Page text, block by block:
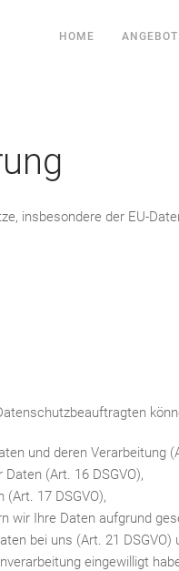
HOME
insbesondere der EU-
und deren Verarbeitung
(Art. 16 DSGVO),
17 DSGVO),
wir Ihre Daten aufgrund
bei uns (Art. 21 DSGVO)
eingewilligt